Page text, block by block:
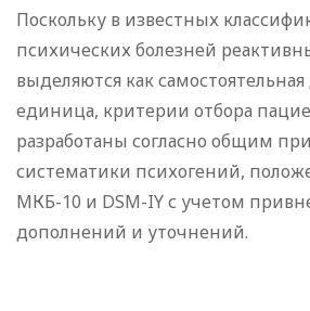
Поскольку в известных
психических болезней
выделяются как
единица, критерии отбора
разработаны согласно общим
систематики психогений,
МКБ-10 и DSM-IY с учетом
дополнений и уточнений.